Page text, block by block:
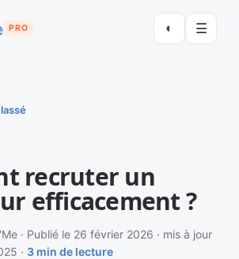
PRO ◐ ☰
recruter un
efficacement ?
· Publié le 26 février 2026 · mis à jour
· 3 min de lecture